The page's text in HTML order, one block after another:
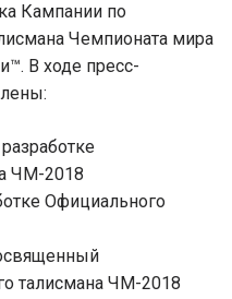
Кампании по
Чемпионата мира
В ходе пресс-
ЧМ-2018
Официального
талисмана ЧМ-2018